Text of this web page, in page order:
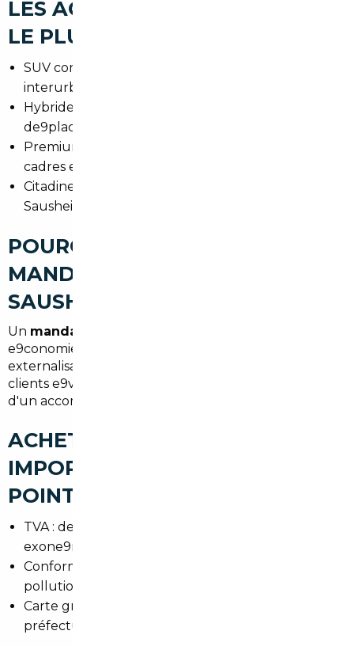
LES ACHETEURS RECHERCHENT
LE PLUS À SAUSHEIM
SUV compacts et familiaux pour les trajets
interurbains vers Mulhouse et la frontie8re
Hybrides et e9conomiques pour les
de9placements quotidiens
Premium (Audi, BMW, Mercedes) prise9es pour les
cadres et professions libe9rales
Citadines maniables pour la ville et le centre de
Sausheim
POURQUOI FAIRE APPEL À UN
MANDATAIRE AUTO À
SAUSHEIM
Un mandataire auto Sausheim
e9conomies substantielles et un gain de temps. En
externalisant la recherche et les formalite9s, les
clients e9vitent les risques administratifs et profitent
d'un accompagnement jusqu'e0 la remise des cle9s.
ACHETER UNE VOITURE
IMPORTÉE À SAUSHEIM : LES
POINTS DE VIGILANCE
TVA : de9finir si le ve9hicule est soumis ou
exone9re9 (particulier vs professionnel)
Conformite9 technique : phares, normes anti-
pollution, re9homologation si ne9cessaire
Carte grise : de9lais et justificatifs requis par la
préfecture du Haut-Rhin